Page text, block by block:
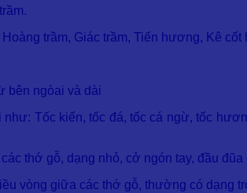
trầm, Giác trầm, Tiến hương, Kê
bên ngòai và dài
Tốc kiến, tốc đá, tốc cá ngừ, tốc
thớ gỗ, dạng nhỏ, cở ngón tay, đầu
vòng giữa các thớ gỗ, thường có dạng